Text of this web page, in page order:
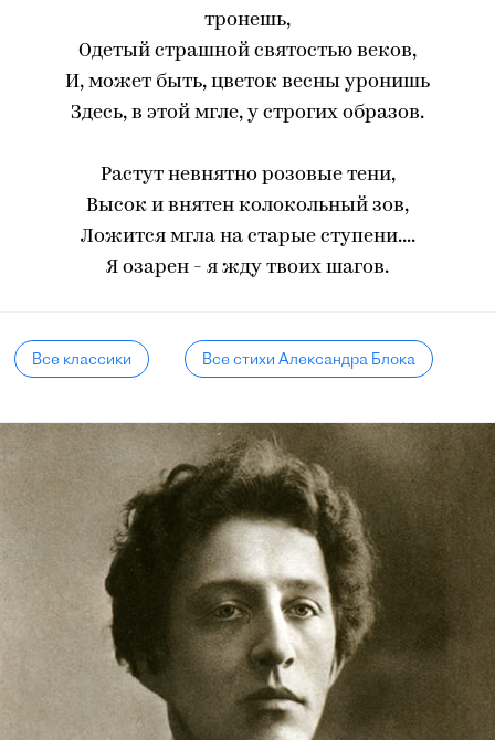
тронешь,
Одетый страшной святостью веков,
И, может быть, цветок весны уронишь
Здесь, в этой мгле, у строгих образов.
Растут невнятно розовые тени,
Высок и внятен колокольный зов,
Ложится мгла на старые ступени....
Я озарен - я жду твоих шагов.
Все классики Все стихи Александра Блока